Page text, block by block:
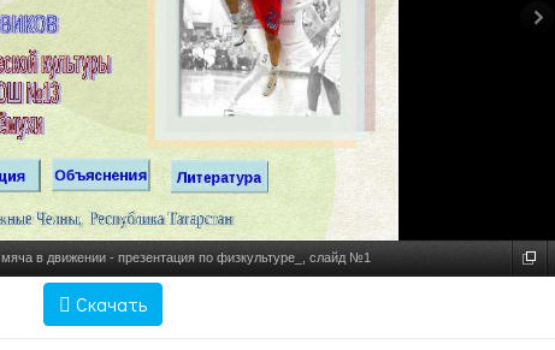
в движении - презентация по физкультуре_, слайд №1
Скачать